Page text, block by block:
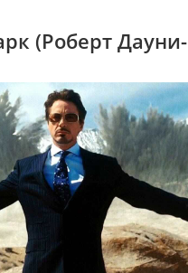
(Роберт Дауни-